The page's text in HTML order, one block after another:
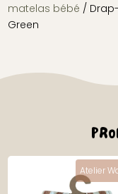
matelas bébé /
Green
Atelier